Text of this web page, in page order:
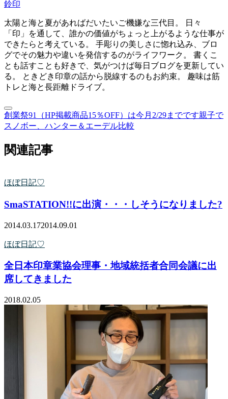
鈴印
太陽と海と夏があればだいたいご機嫌な三代目。 日々
「印」を通して、誰かの価値がちょっと上がるような仕事が
できたらと考えている。 手彫りの美しさに惚れ込み、ブロ
グでその魅力や違いを発信するのがライフワーク。 書くこ
とも話すことも好きで、気がつけば毎日ブログを更新してい
る。 ときどき印章の話から脱線するのもお約束。 趣味は筋
トレと海と長距離ドライブ。
創業祭91（HP掲載商品15％OFF）は今月2/29までです親子で
スノボー、ハンター＆エーデル比較
関連記事
ほぼ日記♡
SmaSTATION!!に出演・・・しそうになりました?
2014.03.172014.09.01
ほぼ日記♡
全日本印章業協会理事・地域統括者合同会議に出
席してきました
2018.02.05